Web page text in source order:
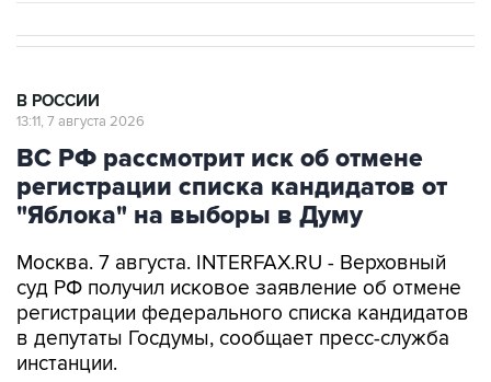
ВС РФ рассмотрит иск об отмене
регистрации списка кандидатов от
"Яблока" на выборы в Думу
Москва. 7 августа. INTERFAX.RU - Верховный
регистрации федерального списка кандидатов
в депутаты Госдумы, сообщает пресс-служба
инстанции.
"В Верховный суд России поступило